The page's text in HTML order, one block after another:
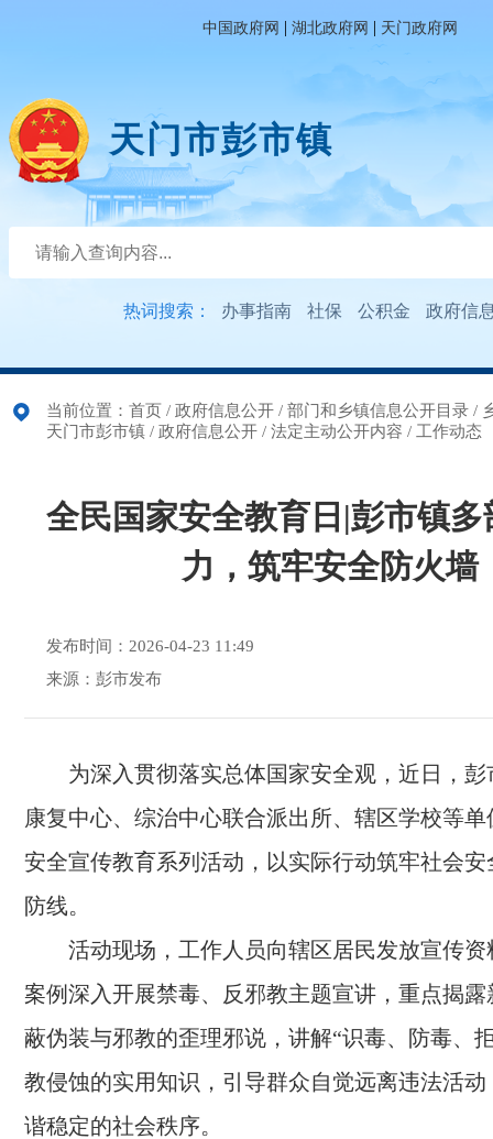
中国政府网 | 湖北政府网 | 天门政府网
天门市彭市镇
热词搜索： 办事指南 社保 公积金 政府信
当前位置： 首页 / 政府信息公开 / 部门和乡镇信息公开目录 /
天门市彭市镇 / 政府信息公开 / 法定主动公开内容 / 工作动态
全民国家安全教育日|彭市镇多
力，筑牢安全防火墙
发布时间：2026-04-23 11:49
来源：彭市发布
为深入贯彻落实总体国家安全观，近日，
康复中心、综治中心联合派出所、辖区学校等
安全宣传教育系列活动，以实际行动筑牢社会
防线。
活动现场，工作人员向辖区居民发放宣传
案例深入开展禁毒、反邪教主题宣讲，重点揭
蔽伪装与邪教的歪理邪说，讲解“识毒、防毒、
教侵蚀的实用知识，引导群众自觉远离违法活
谐稳定的社会秩序。